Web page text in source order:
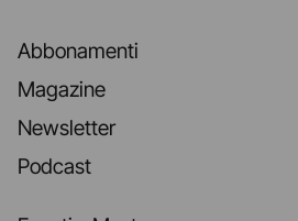
Abbonamenti
Magazine
Newsletter
Podcast